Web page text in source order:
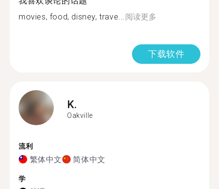
movies, food, disney, trave...阅读更多
下载软件
K.
Oakville
流利
繁体中文 简体中文
学